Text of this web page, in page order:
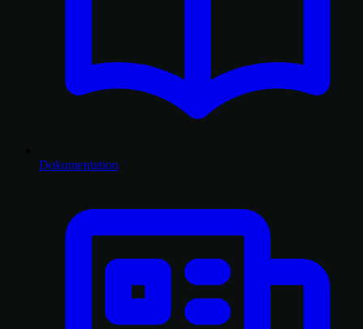
Dokumentation